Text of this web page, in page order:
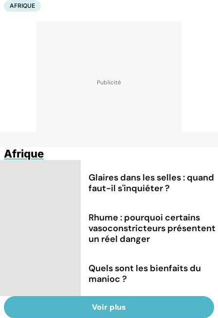
AFRIQUE
Afrique
Glaires dans les selles : quand
faut-il s'inquiéter ?
Rhume : pourquoi certains
vasoconstricteurs présentent
un réel danger
Quels sont les bienfaits du
manioc ?
Voir plus